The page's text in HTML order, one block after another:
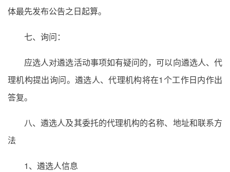
体最先发布公告之日起算。
七、询问：
应选人对遴选活动事项如有疑问的，可以向遴选人、代
理机构提出询问。遴选人、代理机构将在1个工作日内作出
答复。
八、遴选人及其委托的代理机构的名称、地址和联系方
法
1、遴选人信息